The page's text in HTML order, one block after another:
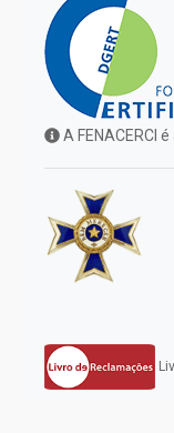
A FENACERCI